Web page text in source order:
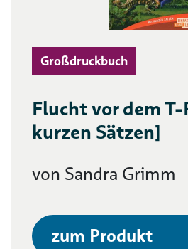
Großdruckbuch
Flucht vor dem
kurzen Sätzen]
von Sandra Grimm
zum Produkt